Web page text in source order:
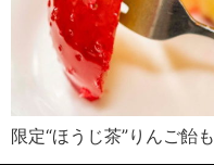
限定“ほうじ茶”りんご飴も